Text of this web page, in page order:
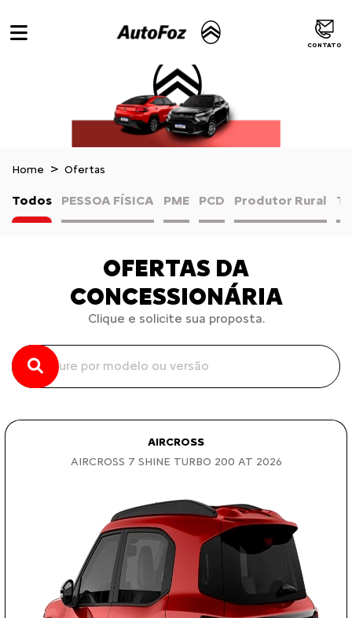
CONTATO
Home Ofertas
Todos PESSOA FÍSICA PME PCD Produtor Rural
OFERTAS DA
CONCESSIONÁRIA
Clique e solicite sua proposta.
AIRCROSS
AIRCROSS 7 SHINE TURBO 200 AT 2026